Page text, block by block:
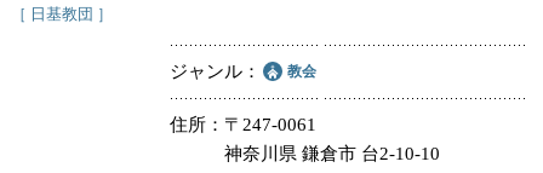
［ 日基教団 ］
ジャンル 教会
住所
〒247-0061
神奈川県 鎌倉市 台2-10-10